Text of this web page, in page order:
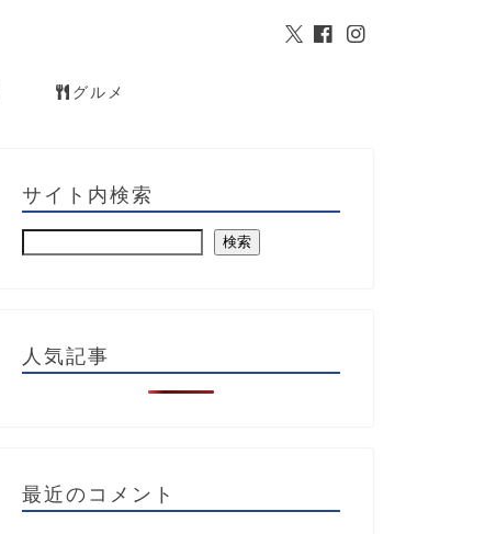
グルメ
サイト内検索
検索
人気記事
最近のコメント